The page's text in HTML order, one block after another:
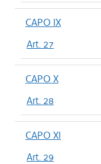
CAPO IX
Art. 27
CAPO X
Art. 28
CAPO XI
Art. 29